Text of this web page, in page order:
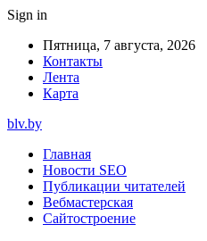
Sign in
Пятница, 7 августа, 2026
Контакты
Лента
Карта
blv.by
Главная
Новости SEO
Публикации читателей
Вебмастерская
Сайтостроение